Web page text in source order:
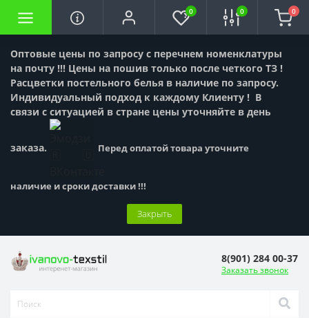
Оптовые цены по запросу с перечнем номенклатуры
на почту !!! Цены на пошив только после четкого ТЗ !
Расцветки постельного белья в наличие по запросу.
Индивидуальный подход к каждому Клиенту ! В
связи с ситуацией в стране цены уточняйте в день
заказа. Перед оплатой товара уточните
наличие и сроки доставки !!!
Закрыть
0 0 0
8(901) 284 00-37
Заказать звонок